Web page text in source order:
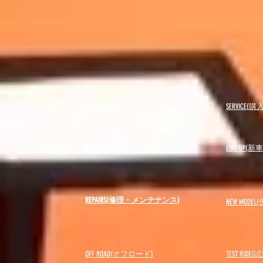
SERVICE(
LINE UP(新
REPAIRS(修理・メンテナンス) NEW MODEL(
OFF ROAD(オフロード) ​TEST RIDE(